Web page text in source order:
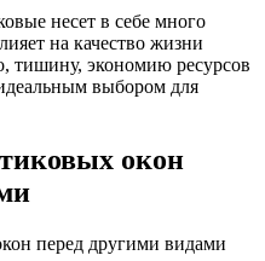
несет в себе много
на качество жизни
тишину, экономию ресурсов
выбором для
окон